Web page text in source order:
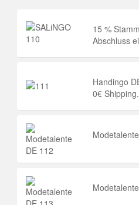
15 %
Abschluss
Handingo
0€